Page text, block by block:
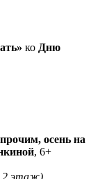
ко Дню
осень на
, 6+
2 этаж)